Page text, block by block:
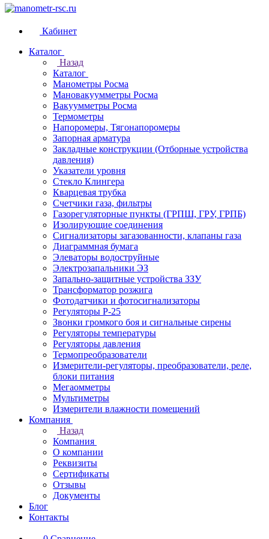
Кабинет
Каталог
Назад
Каталог
Манометры Росма
Мановакуумметры Росма
Вакуумметры Росма
Термометры
Напоромеры, Тягонапоромеры
Запорная арматура
Закладные конструкции (Отборные устройства
давления)
Указатели уровня
Стекло Клингера
Кварцевая трубка
Счетчики газа, фильтры
Газорегуляторные пункты (ГРПШ, ГРУ, ГРПБ)
Изолирующие соединения
Сигнализаторы загазованности, клапаны газа
Диаграммная бумага
Элеваторы водоструйные
Электрозапальники ЭЗ
Запально-защитные устройства ЗЗУ
Трансформатор розжига
Фотодатчики и фотосигнализаторы
Регуляторы Р-25
Звонки громкого боя и сигнальные сирены
Регуляторы температуры
Регуляторы давления
Термопреобразователи
Измерители-регуляторы, преобразователи, реле,
блоки питания
Мегаомметры
Мультиметры
Измерители влажности помещений
Компания
Назад
Компания
О компании
Реквизиты
Сертификаты
Отзывы
Документы
Блог
Контакты